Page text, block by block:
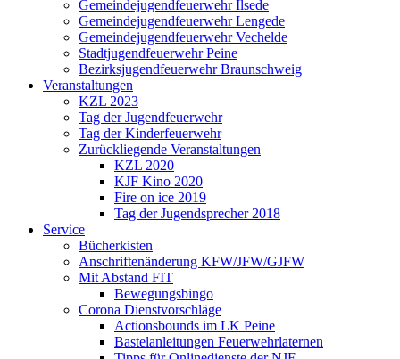
Gemeindejugendfeuerwehr Ilsede
Gemeindejugendfeuerwehr Lengede
Gemeindejugendfeuerwehr Vechelde
Stadtjugendfeuerwehr Peine
Bezirksjugendfeuerwehr Braunschweig
Veranstaltungen
KZL 2023
Tag der Jugendfeuerwehr
Tag der Kinderfeuerwehr
Zurückliegende Veranstaltungen
KZL 2020
KJF Kino 2020
Fire on ice 2019
Tag der Jugendsprecher 2018
Service
Bücherkisten
Anschriftenänderung KFW/JFW/GJFW
Mit Abstand FIT
Bewegungsbingo
Corona Dienstvorschläge
Actionsbounds im LK Peine
Bastelanleitungen Feuerwehrlaternen